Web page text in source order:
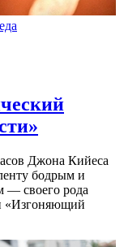
Джона Кийеса
бодрым и
— своего рода
«Изгоняющий